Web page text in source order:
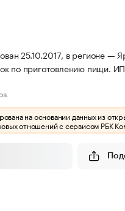
25.10.2017, в регионе —
по приготовлению
на основании данных из
отношений с сервисом РБК